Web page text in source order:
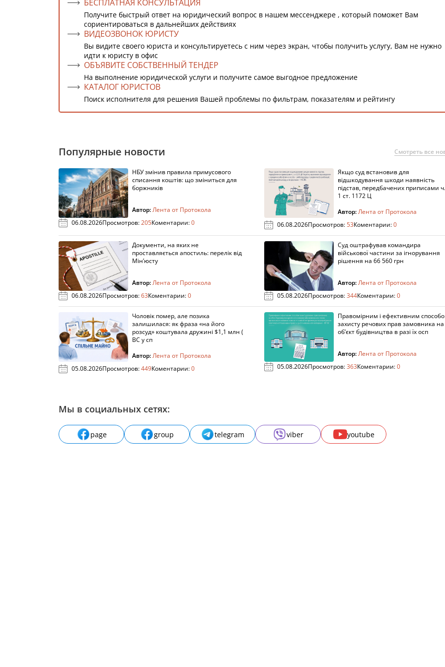
БЕСПЛАТНАЯ КОНСУЛЬТАЦИЯ
Получите быстрый ответ на юридический вопрос в нашем мессенджере , который поможет Вам
сориентироваться в дальнейших действиях
ВИДЕОЗВОНОК ЮРИСТУ
Вы видите своего юриста и консультируетесь с ним через экран, чтобы получить услугу, Вам не нужно
идти к юристу в офис
ОБЪЯВИТЕ СОБСТВЕННЫЙ ТЕНДЕР
На выполнение юридической услуги и получите самое выгодное предложение
КАТАЛОГ ЮРИСТОВ
Поиск исполнителя для решения Вашей проблемы по фильтрам, показателям и рейтингу
Популярные новости Смотреть все
НБУ змінив правила примусового
списання коштів: що зміниться для
боржників
Автор:Лента от Протокола
06.08.2026Просмотров:205Коментарии:0
Якщо суд встановив для
відшкодування шкоди наявність
підстав, передбачених приписами ч.
1 ст. 1172 Ц
Автор:Лента от Протокола
06.08.2026Просмотров:53Коментарии:0
Документи, на яких не
проставляється апостиль: перелік від
Мін’юсту
Автор:Лента от Протокола
06.08.2026Просмотров:63Коментарии:0
Суд оштрафував командира
військової частини за ігнорування
рішення на 66 560 грн
Автор:Лента от Протокола
05.08.2026Просмотров:344Коментарии:0
Чоловік помер, але позика
залишилася: як фраза «на його
розсуд» коштувала дружині $1,1 млн (
ВС у сп
Автор:Лента от Протокола
05.08.2026Просмотров:449Коментарии:0
Правомірним і ефективним
захисту речових прав замовника на
об’єкт будівництва в разі їх осп
Автор:Лента от Протокола
05.08.2026Просмотров:363Коментарии:0
Мы в социальных сетях:
page group telegram viber youtube